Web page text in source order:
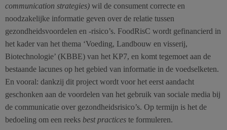
communication strategies) wil de consument correcte en
noodzakelijke informatie geven over de relatie tussen
gezondheidsvoordelen en -risico’s. FoodRisC wordt gefinancierd in
het kader van het thema ‘Voeding, Landbouw en visserij,
Biotechnologie’ (KBBE) van het KP7, en komt tegemoet aan de
bestaande lacunes op het gebied van informatie in de voedselketen.
En vooral: dankzij dit project wordt voor het eerst aandacht
geschonken aan de voordelen van het gebruik van sociale media bij
de communicatie over gezondheidsrisico’s. Op termijn is het de
bedoeling om een reeks best practices te formuleren.